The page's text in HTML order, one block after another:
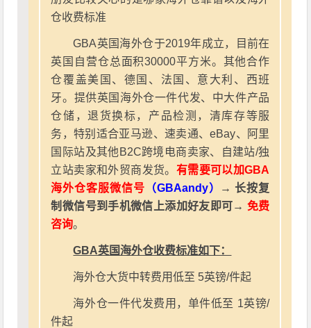
仓收费标准
GBA英国海外仓于2019年成立，目前在
英国自营仓总面积30000平方米。其他合作
仓覆盖美国、德国、法国、意大利、西班
牙。提供英国海外仓一件代发、中大件产品
仓储，退货换标，产品检测，清库存等服
务，特别适合亚马逊、速卖通、eBay、阿里
国际站及其他B2C跨境电商卖家、自建站/独
立站卖家和外贸商发货。 有需要可以加GBA
海外仓客服微信号 （GBAandy）
→ 长按复
制微信号到手机微信上添加好友即可→ 免费
咨询。
GBA英国海外仓收费标准如下：
海外仓大货中转费用低至 5英镑/件起
海外仓一件代发费用，单件低至 1英镑/
件起